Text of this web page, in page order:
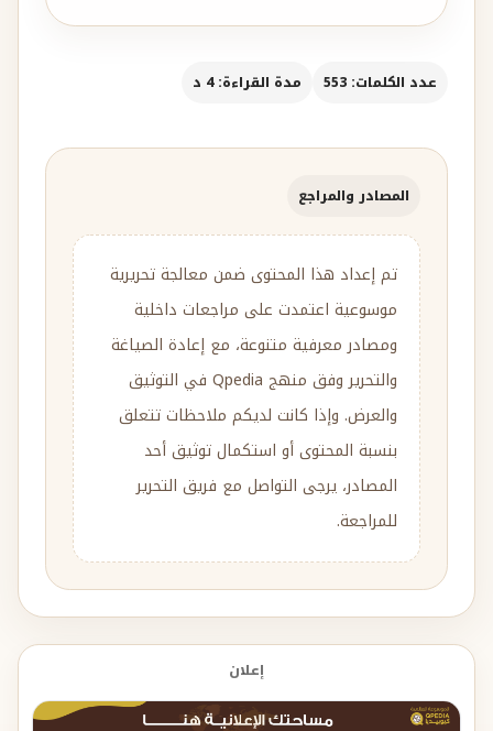
عدد الكلمات: 553 مدة القراءة: 4 د
المصادر والمراجع
تم إعداد هذا المحتوى ضمن معالجة تحريرية
موسوعية اعتمدت على مراجعات داخلية
ومصادر معرفية متنوعة، مع إعادة الصياغة
والتحرير وفق منهج Qpedia في التوثيق
والعرض. وإذا كانت لديكم ملاحظات تتعلق
بنسبة المحتوى أو استكمال توثيق أحد
المصادر، يرجى التواصل مع فريق التحرير
للمراجعة.
إعلان